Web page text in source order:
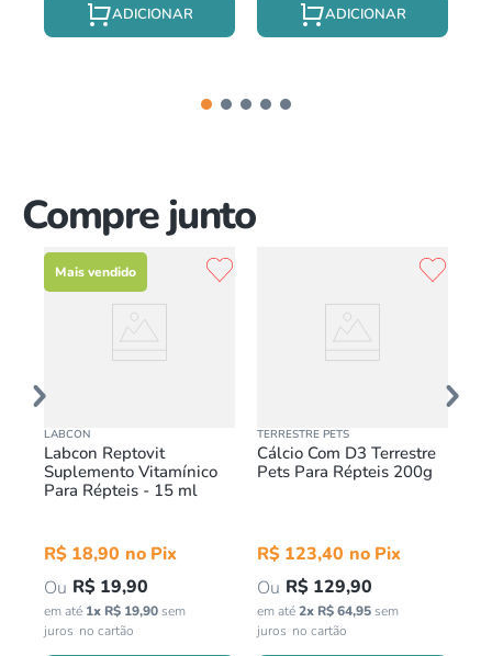
Compre junto
Mais vendido
LABCON
Labcon Reptovit
Suplemento Vitamínico
Para Répteis - 15 ml
R$ 18,90
R$ 19,90
em até 1x R$ 19,90sem
juros
TERRESTRE PETS
Cálcio Com D3 Terrestre
Pets Para Répteis 200g
R$ 123,40
R$ 129,90
em até2x R$64,95sem
juros